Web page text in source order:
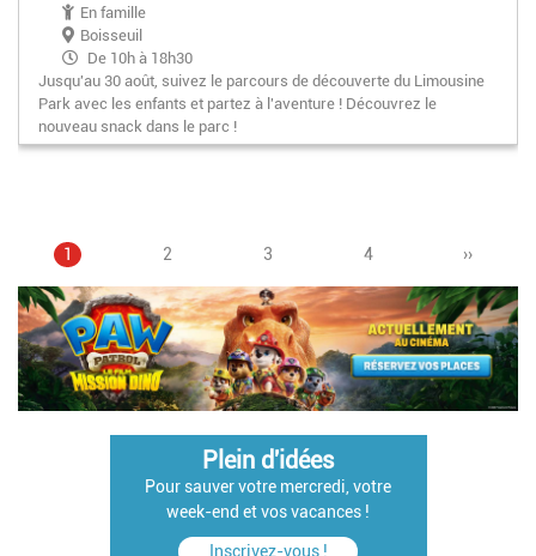
En famille
Boisseuil
De 10h à 18h30
Jusqu'au 30 août, suivez le parcours de découverte du Limousine
Park avec les enfants et partez à l'aventure ! Découvrez le
nouveau snack dans le parc !
Pagination
Page
1 Page
2 Page
3 Page
4
Page
››
Plein d'idées
Pour sauver votre mercredi, votre
week-end et vos vacances !
Inscrivez-vous !